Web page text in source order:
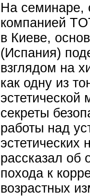
На семинаре,
компанией
в Киеве,
(Испания)
взглядом на
как одну из
секреты
работы над
эстетических
рассказал об
похода к
возрастных